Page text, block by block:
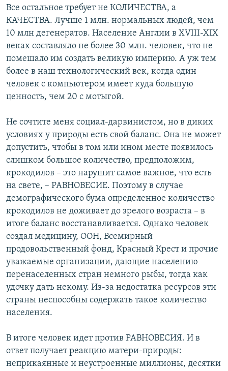
Все остальное требует не КОЛИЧЕСТВА, а
КАЧЕСТВА. Лучше 1 млн. нормальных людей, чем
10 млн дегенератов. Население Англии в XVIII-XIX
веках составляло не более 30 млн. человек, что не
помешало им создать великую империю. А уж тем
более в наш технологический век, когда один
человек с компьютером имеет куда большую
ценность, чем 20 с мотыгой.
Не сочтите меня социал-дарвинистом, но в диких
условиях у природы есть свой баланс. Она не может
допустить, чтобы в том или ином месте появилось
слишком большое количество, предположим,
крокодилов – это нарушит самое важное, что есть
на свете, – РАВНОВЕСИЕ. Поэтому в случае
демографического бума определенное количество
крокодилов не доживает до зрелого возраста – в
итоге баланс восстанавливается. Однако человек
создал медицину, ООН, Всемирный
продовольственный фонд, Красный Крест и прочие
уважаемые организации, дающие населению
перенаселенных стран немного рыбы, тогда как
удочку дать некому. Из-за недостатка ресурсов эти
страны неспособны содержать такое количество
населения.
В итоге человек идет против РАВНОВЕСИЯ. И в
ответ получает реакцию матери-природы:
неприкаянные и неустроенные миллионы, десятки